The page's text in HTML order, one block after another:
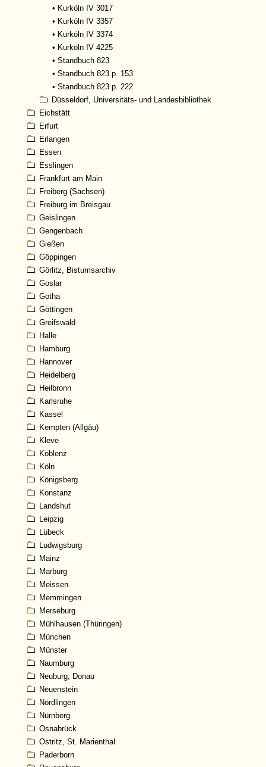
• Kurköln IV 3017
• Kurköln IV 3357
• Kurköln IV 3374
• Kurköln IV 4225
• Standbuch 823
• Standbuch 823 p. 153
• Standbuch 823 p. 222
Düsseldorf, Universitäts- und Landesbibliothek
Eichstätt
Erfurt
Erlangen
Essen
Esslingen
Frankfurt am Main
Freiberg (Sachsen)
Freiburg im Breisgau
Geislingen
Gengenbach
Gießen
Göppingen
Görlitz, Bistumsarchiv
Goslar
Gotha
Göttingen
Greifswald
Halle
Hamburg
Hannover
Heidelberg
Heilbronn
Karlsruhe
Kassel
Kempten (Allgäu)
Kleve
Koblenz
Köln
Königsberg
Konstanz
Landshut
Leipzig
Lübeck
Ludwigsburg
Mainz
Marburg
Meissen
Memmingen
Merseburg
Mühlhausen (Thüringen)
München
Münster
Naumburg
Neuburg, Donau
Neuenstein
Nördlingen
Nürnberg
Osnabrück
Ostritz, St. Marienthal
Paderborn